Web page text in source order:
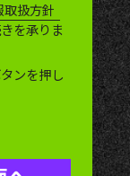
扱方針
を承りま
ンを押し